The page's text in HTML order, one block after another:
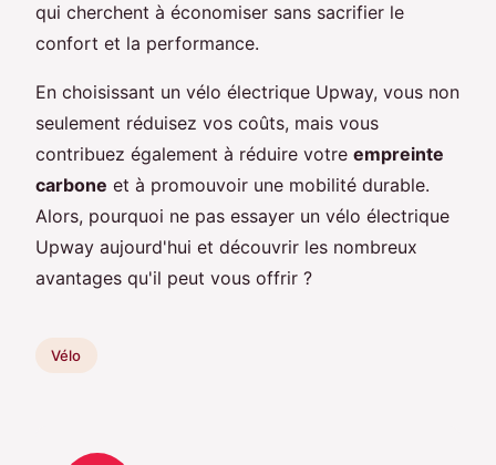
qui cherchent à économiser sans sacrifier le
confort et la performance.
En choisissant un vélo électrique Upway, vous non
seulement réduisez vos coûts, mais vous
contribuez également à réduire votre empreinte
carbone et à promouvoir une mobilité durable.
Alors, pourquoi ne pas essayer un vélo électrique
Upway aujourd'hui et découvrir les nombreux
avantages qu'il peut vous offrir ?
Vélo